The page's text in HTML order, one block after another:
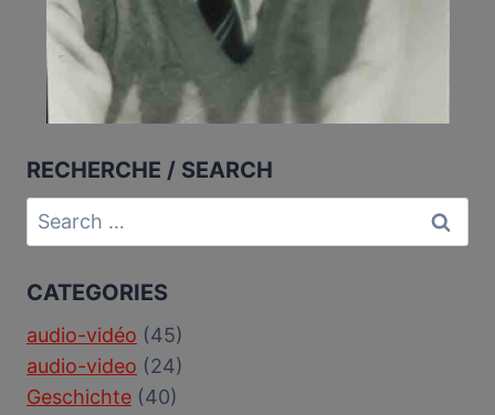
RECHERCHE / SEARCH
Search
for:
CATEGORIES
audio-vidéo (45)
audio-video (24)
Geschichte (40)